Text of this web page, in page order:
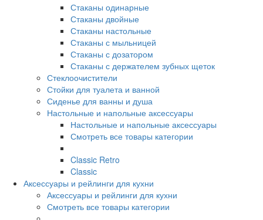
Стаканы одинарные
Стаканы двойные
Стаканы настольные
Стаканы с мыльницей
Стаканы с дозатором
Стаканы с держателем зубных щеток
Стеклоочистители
Стойки для туалета и ванной
Сиденье для ванны и душа
Настольные и напольные аксессуары
Настольные и напольные аксессуары
Смотреть все товары категории
Classic Retro
Classic
Аксессуары и рейлинги для кухни
Аксессуары и рейлинги для кухни
Смотреть все товары категории